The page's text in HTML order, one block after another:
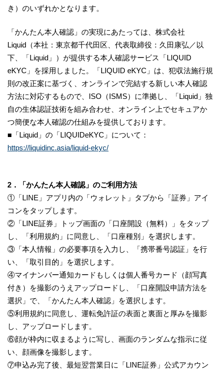
き）のいずれかとなります。
「かんたん本人確認」の実現にあたっては、株式会社
Liquid（本社：東京都千代田区、代表取締役：久田康弘／以
下、「Liquid」）が提供する本人確認サービス「LIQUID
eKYC」を採用しました。「LIQUID eKYC」は、犯収法施行規
則の改正案に基づく、オンラインで完結する新しい本人確認
方法に対応するもので、ISO（ISMS）に準拠し、「Liquid」独
自の生体認証技術を組み合わせ、オンライン上でセキュアか
つ簡便な本人確認の仕組みを提供しております。
■「Liquid」の「LIQUIDeKYC」について：
https://liquidinc.asia/liquid-ekyc/
2．「かんたん本人確認」のご利用方法
①「LINE」アプリ内の「ウォレット」タブから「証券」アイ
コンをタップします。
②「LINE証券」トップ画面の「口座開設（無料）」をタップ
し、「利用規約」に同意し、「口座種別」を選択します。
③「本人情報」の必要事項を入力し、「携帯番号認証」を行
い、「取引目的」を選択します。
④マイナンバー通知カードもしくは個人番号カード（顔写真
付き）を撮影のうえアップロードし、「口座開設申請方法を
選択」で、「かんたん本人確認」を選択します。
⑤利用規約に同意し、運転免許証の表面と裏面と厚みを撮影
し、アップロードします。
⑥顔が枠内に収まるように写し、画面のランダムな指示に従
い、顔画像を撮影します。
⑦申込み完了後、最短翌営業日に「LINE証券」公式アカウン